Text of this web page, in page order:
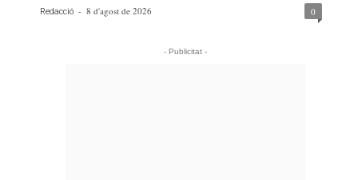
Redacció - 8 d'agost de 2026 0
- Publicitat -